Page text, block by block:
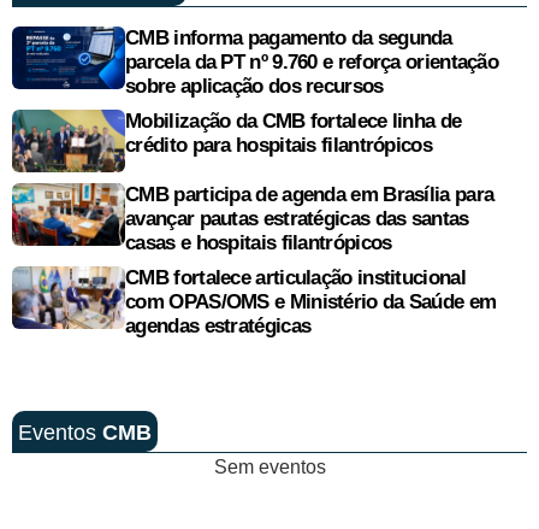
CMB informa pagamento da segunda
parcela da PT nº 9.760 e reforça orientação
sobre aplicação dos recursos
Mobilização da CMB fortalece linha de
crédito para hospitais filantrópicos
CMB participa de agenda em Brasília para
avançar pautas estratégicas das santas
casas e hospitais filantrópicos
CMB fortalece articulação institucional
com OPAS/OMS e Ministério da Saúde em
agendas estratégicas
Eventos CMB
Sem eventos